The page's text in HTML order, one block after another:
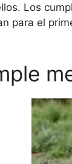
Los
para el